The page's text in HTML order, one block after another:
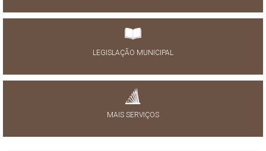
LEGISLAÇÃO MUNICIPAL
MAIS SERVIÇOS